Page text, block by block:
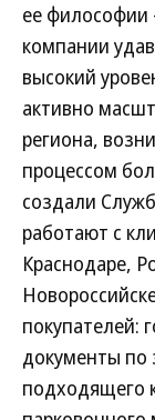
ее философии
компании
высокий
активно
региона,
процессом
создали
работают с
Краснодаре,
покупателей:
документы по
подходящего